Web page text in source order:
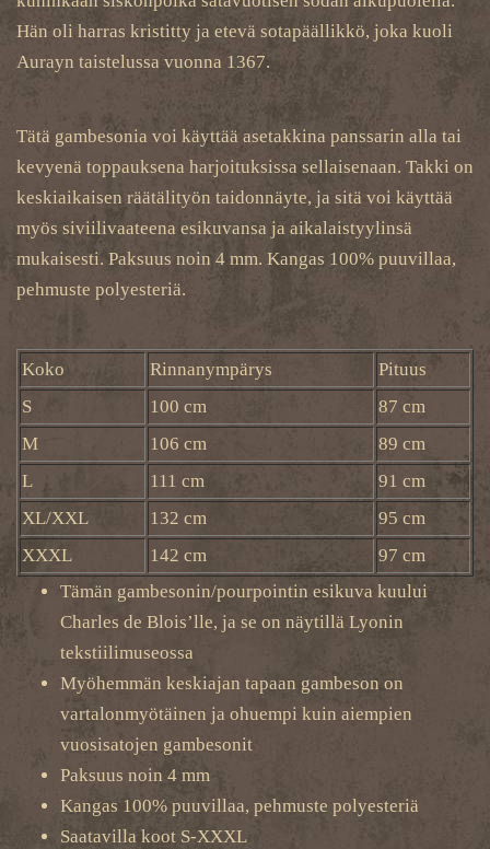
Hän oli harras kristitty ja etevä sotapäällikkö, joka kuoli
Aurayn taistelussa vuonna 1367.
Tätä gambesonia voi käyttää asetakkina panssarin alla tai
kevyenä toppauksena harjoituksissa sellaisenaan. Takki on
keskiaikaisen räätälityön taidonnäyte, ja sitä voi käyttää
myös siviilivaateena esikuvansa ja aikalaistyylinsä
mukaisesti. Paksuus noin 4 mm. Kangas 100% puuvillaa,
pehmuste polyesteriä.
Koko Rinnanympärys
Pituus
S
100 cm
87 cm
M
106 cm
89 cm
L
111 cm
91 cm
XL/XXL
132 cm
95 cm
XXXL
142 cm
97 cm
Tämän gambesonin/pourpointin esikuva kuului
Charles de Blois’lle, ja se on näytillä Lyonin
tekstiilimuseossa
Myöhemmän keskiajan tapaan gambeson on
vartalonmyötäinen ja ohuempi kuin aiempien
vuosisatojen gambesonit
Paksuus noin 4 mm
Kangas 100% puuvillaa, pehmuste polyesteriä
Saatavilla koot S-XXXL